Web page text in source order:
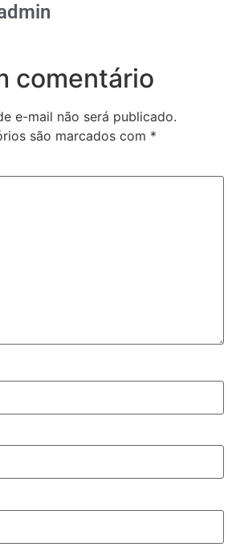
comentário
e-mail não será publicado.
são marcados com *